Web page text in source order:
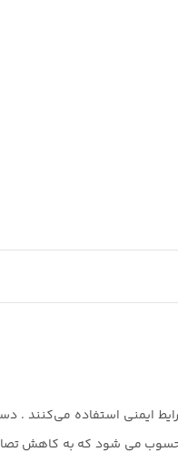
ایمنی استفاده می‌کنند .
می شود که به کاهش